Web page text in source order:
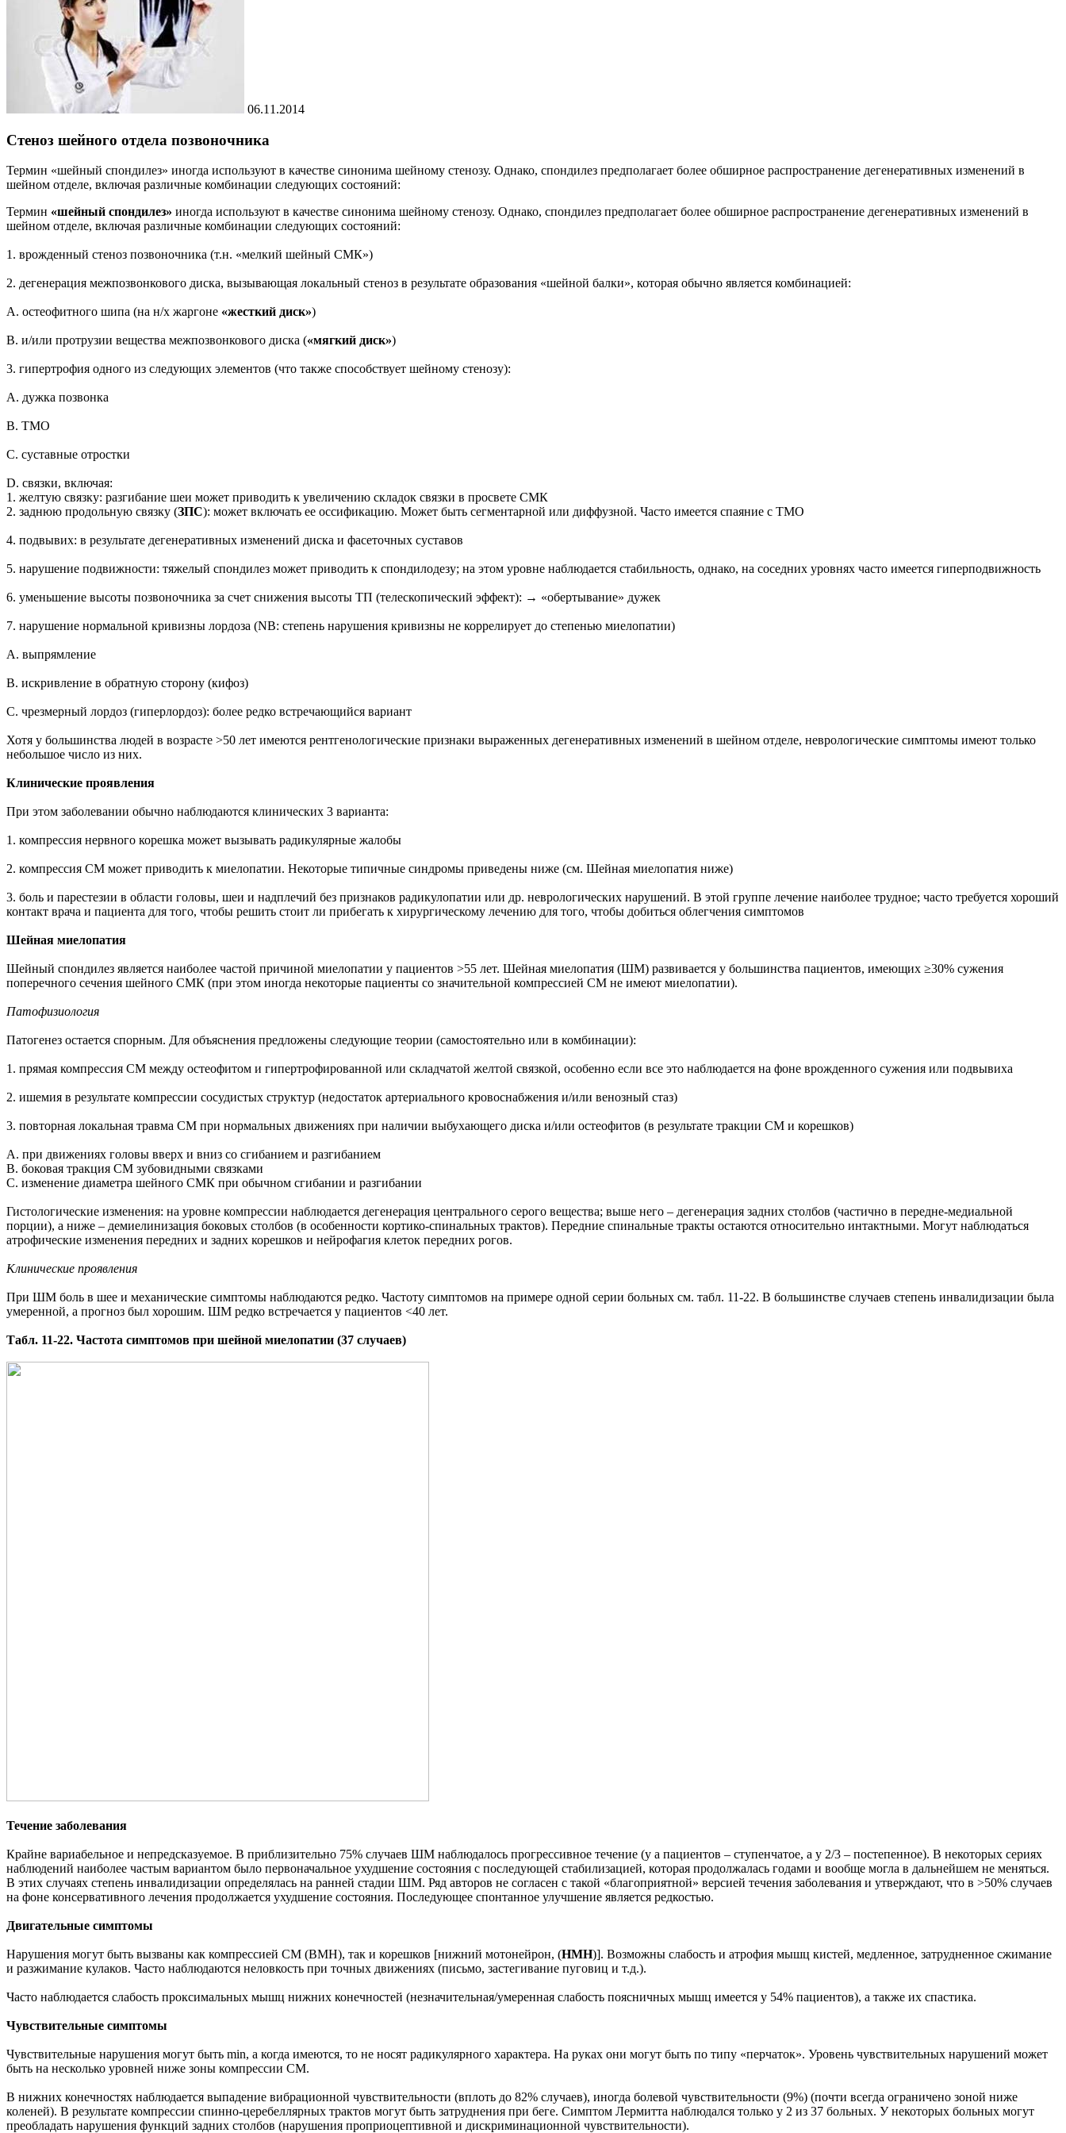
06.11.2014
Стеноз шейного отдела позвоночника
Термин «шейный спондилез» иногда используют в качестве синонима шейному стенозу. Однако, спондилез предполагает более обширное распространение дегенеративных изменений в
шейном отделе, включая различные комбинации следующих состояний:
Термин «шейный спондилез» иногда используют в качестве синонима шейному стенозу. Однако, спондилез предполагает более обширное распространение дегенеративных изменений в
шейном отделе, включая различные комбинации следующих состояний:
1. врожденный стеноз позвоночника (т.н. «мелкий шейный СМК»)
2. дегенерация межпозвонкового диска, вызывающая локальный стеноз в результате образования «шейной балки», которая обычно является комбинацией:
A. остеофитного шипа (на н/х жаргоне «жесткий диск»)
B. и/или протрузии вещества межпозвонкового диска («мягкий диск»)
3. гипертрофия одного из следующих элементов (что также способствует шейному стенозу):
A. дужка позвонка
B. ТМО
C. суставные отростки
D. связки, включая:
1. желтую связку: разгибание шеи может приводить к увеличению складок связки в просвете СМК
2. заднюю продольную связку (ЗПС): может включать ее оссификацию. Может быть сегментарной или диффузной. Часто имеется спаяние с ТМО
4. подвывих: в результате дегенеративных изменений диска и фасеточных суставов
5. нарушение подвижности: тяжелый спондилез может приводить к спондилодезу; на этом уровне наблюдается стабильность, однако, на соседних уровнях часто имеется гиперподвижность
6. уменьшение высоты позвоночника за счет снижения высоты ТП (телескопический эффект): → «обертывание» дужек
7. нарушение нормальной кривизны лордоза (NB: степень нарушения кривизны не коррелирует до степенью миелопатии)
A. выпрямление
B. искривление в обратную сторону (кифоз)
C. чрезмерный лордоз (гиперлордоз): более редко встречающийся вариант
Хотя у большинства людей в возрасте >50 лет имеются рентгенологические признаки выраженных дегенеративных изменений в шейном отделе, неврологические симптомы имеют только
небольшое число из них.
Клинические проявления
При этом заболевании обычно наблюдаются клинических 3 варианта:
1. компрессия нервного корешка может вызывать радикулярные жалобы
2. компрессия СМ может приводить к миелопатии. Некоторые типичные синдромы приведены ниже (см. Шейная миелопатия ниже)
3. боль и парестезии в области головы, шеи и надплечий без признаков радикулопатии или др. неврологических нарушений. В этой группе лечение наиболее трудное; часто требуется хороший
контакт врача и пациента для того, чтобы решить стоит ли прибегать к хирургическому лечению для того, чтобы добиться облегчения симптомов
Шейная миелопатия
Шейный спондилез является наиболее частой причиной миелопатии у пациентов >55 лет. Шейная миелопатия (ШМ) развивается у большинства пациентов, имеющих ≥30% сужения
поперечного сечения шейного СМК (при этом иногда некоторые пациенты со значительной компрессией СМ не имеют миелопатии).
Патофизиология
Патогенез остается спорным. Для объяснения предложены следующие теории (самостоятельно или в комбинации):
1. прямая компрессия СМ между остеофитом и гипертрофированной или складчатой желтой связкой, особенно если все это наблюдается на фоне врожденного сужения или подвывиха
2. ишемия в результате компрессии сосудистых структур (недостаток артериального кровоснабжения и/или венозный стаз)
3. повторная локальная травма СМ при нормальных движениях при наличии выбухающего диска и/или остеофитов (в результате тракции СМ и корешков)
A. при движениях головы вверх и вниз со сгибанием и разгибанием
B. боковая тракция СМ зубовидными связками
C. изменение диаметра шейного СМК при обычном сгибании и разгибании
Гистологические изменения: на уровне компрессии наблюдается дегенерация центрального серого вещества; выше него – дегенерация задних столбов (частично в передне-медиальной
порции), а ниже – демиелинизация боковых столбов (в особенности кортико-спинальных трактов). Передние спинальные тракты остаются относительно интактными. Могут наблюдаться
атрофические изменения передних и задних корешков и нейрофагия клеток передних рогов.
Клинические проявления
При ШМ боль в шее и механические симптомы наблюдаются редко. Частоту симптомов на примере одной серии больных см. табл. 11-22. В большинстве случаев степень инвалидизации была
умеренной, а прогноз был хорошим. ШМ редко встречается у пациентов <40 лет.
Табл. 11-22. Частота симптомов при шейной миелопатии (37 случаев)
Течение заболевания
Крайне вариабельное и непредсказуемое. В приблизительно 75% случаев ШМ наблюдалось прогрессивное течение (у a пациентов – ступенчатое, а у 2/3 – постепенное). В некоторых сериях
наблюдений наиболее частым вариантом было первоначальное ухудшение состояния с последующей стабилизацией, которая продолжалась годами и вообще могла в дальнейшем не меняться.
В этих случаях степень инвалидизации определялась на ранней стадии ШМ. Ряд авторов не согласен с такой «благоприятной» версией течения заболевания и утверждают, что в >50% случаев
на фоне консервативного лечения продолжается ухудшение состояния. Последующее спонтанное улучшение является редкостью.
Двигательные симптомы
Нарушения могут быть вызваны как компрессией СМ (ВМН), так и корешков [нижний мотонейрон, (НМН)]. Возможны слабость и атрофия мышц кистей, медленное, затрудненное сжимание
и разжимание кулаков. Часто наблюдаются неловкость при точных движениях (письмо, застегивание пуговиц и т.д.).
Часто наблюдается слабость проксимальных мышц нижних конечностей (незначительная/умеренная слабость поясничных мышц имеется у 54% пациентов), а также их спастика.
Чувствительные симптомы
Чувствительные нарушения могут быть min, а когда имеются, то не носят радикулярного характера. На руках они могут быть по типу «перчаток». Уровень чувствительных нарушений может
быть на несколько уровней ниже зоны компрессии СМ.
В нижних конечностях наблюдается выпадение вибрационной чувствительности (вплоть до 82% случаев), иногда болевой чувствительности (9%) (почти всегда ограничено зоной ниже
коленей). В результате компрессии спинно-церебеллярных трактов могут быть затруднения при беге. Симптом Лермитта наблюдался только у 2 из 37 больных. У некоторых больных могут
преобладать нарушения функций задних столбов (нарушения проприоцептивной и дискриминационной чувствительности).